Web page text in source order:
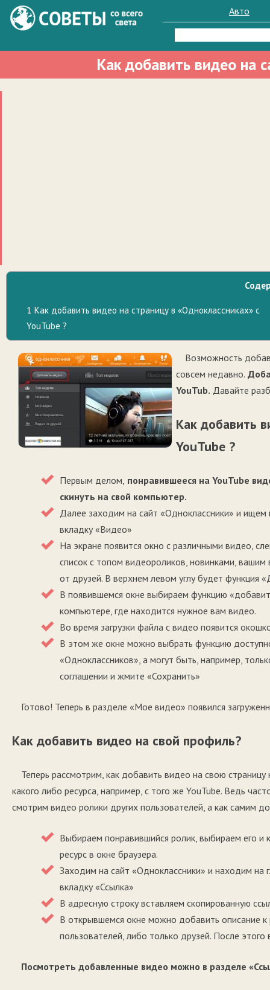
Авто
Найти:
Как добавить видео на
1 Как добавить видео на страницу в «Одноклассниках» с
YouTube ?
Возможность
совсем недавно.
YouTub. Давайте
Как добавить
YouTube ?
Первым делом, понравившееся на YouTube
скинуть на свой компьютер.
Далее заходим на сайт «Одноклассники» и
вкладку «Видео»
На экране появится окно с различными видео,
список с топом видеороликов, новинками,
от друзей. В верхнем левом углу будет
В появившемся окне выбираем функцию
компьютере, где находится нужное вам видео.
Во время загрузки файла с видео появится
В этом же окне можно выбрать функцию
«Одноклассников», а могут быть, например,
соглашении и жмите «Сохранить»
Готово! Теперь в разделе «Мое видео» появился
Как добавить видео на свой профиль?
Теперь рассмотрим, как добавить видео на свою страницу
какого либо ресурса, например, с того же YouTube. Ведь
смотрим видео ролики других пользователей, а как самим
Выбираем понравившийся ролик, выбираем его и
ресурс в окне браузера.
Заходим на сайт «Одноклассники» и находим на
вкладку «Ссылка»
В адресную строку вставляем скопированную
В открывшемся окне можно добавить описание
пользователей, либо только друзей. После
Посмотреть добавленные видео можно в разделе